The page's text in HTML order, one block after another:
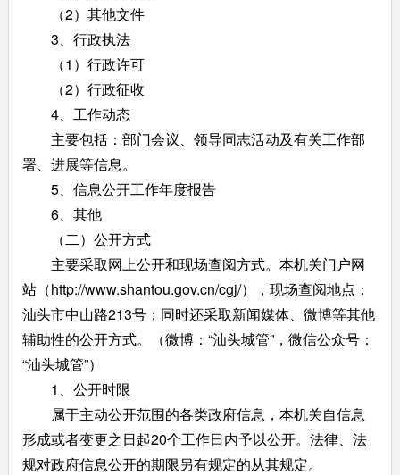
（2）其他文件
3、行政执法
（1）行政许可
（2）行政征收
4、工作动态
主要包括：部门会议、领导同志活动及有关工作部
署、进展等信息。
5、信息公开工作年度报告
6、其他
（二）公开方式
主要采取网上公开和现场查阅方式。本机关门户网
站（http://www.shantou.gov.cn/cgj/），现场查阅地点：
汕头市中山路213号；同时还采取新闻媒体、微博等其他
辅助性的公开方式。（微博：“汕头城管”，微信公众号：
“汕头城管”）
1、公开时限
属于主动公开范围的各类政府信息，本机关自信息
形成或者变更之日起20个工作日内予以公开。法律、法
规对政府信息公开的期限另有规定的从其规定。